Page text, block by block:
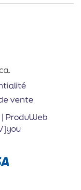
vente
ProduWeb